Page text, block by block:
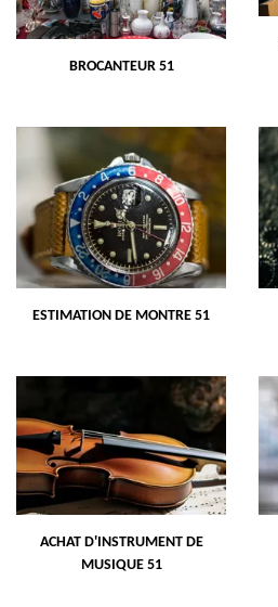
BROCANTEUR 51
ESTIMATION DE MONTRE 51
ACHAT D'INSTRUMENT DE
MUSIQUE 51